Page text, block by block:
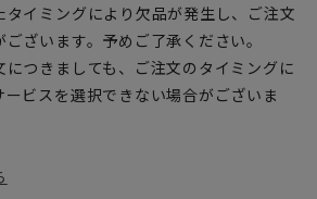
タイミングにより欠品が発生し、ご注文
ざいます。予めご了承ください。
つきましても、ご注文のタイミングに
ビスを選択できない場合がございま